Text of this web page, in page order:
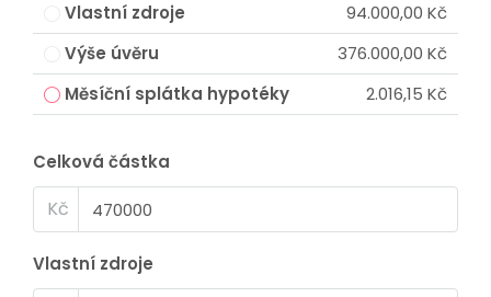
Vlastní zdroje
94.000,00 Kč
Výše úvěru
376.000,00 Kč
Měsíční splátka hypotéky
2.016,15 Kč
Celková částka
Kč
Vlastní zdroje